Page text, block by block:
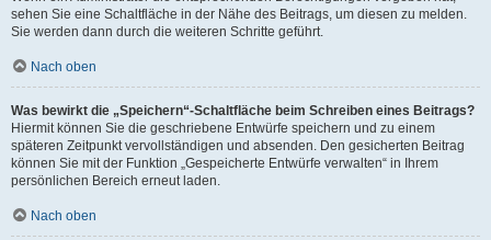
sehen Sie eine Schaltfläche in der Nähe des Beitrags, um diesen zu melden.
Sie werden dann durch die weiteren Schritte geführt.
Nach oben
Was bewirkt die „Speichern“-Schaltfläche beim Schreiben eines Beitrags?
Hiermit können Sie die geschriebene Entwürfe speichern und zu einem
späteren Zeitpunkt vervollständigen und absenden. Den gesicherten Beitrag
können Sie mit der Funktion „Gespeicherte Entwürfe verwalten“ in Ihrem
persönlichen Bereich erneut laden.
Nach oben